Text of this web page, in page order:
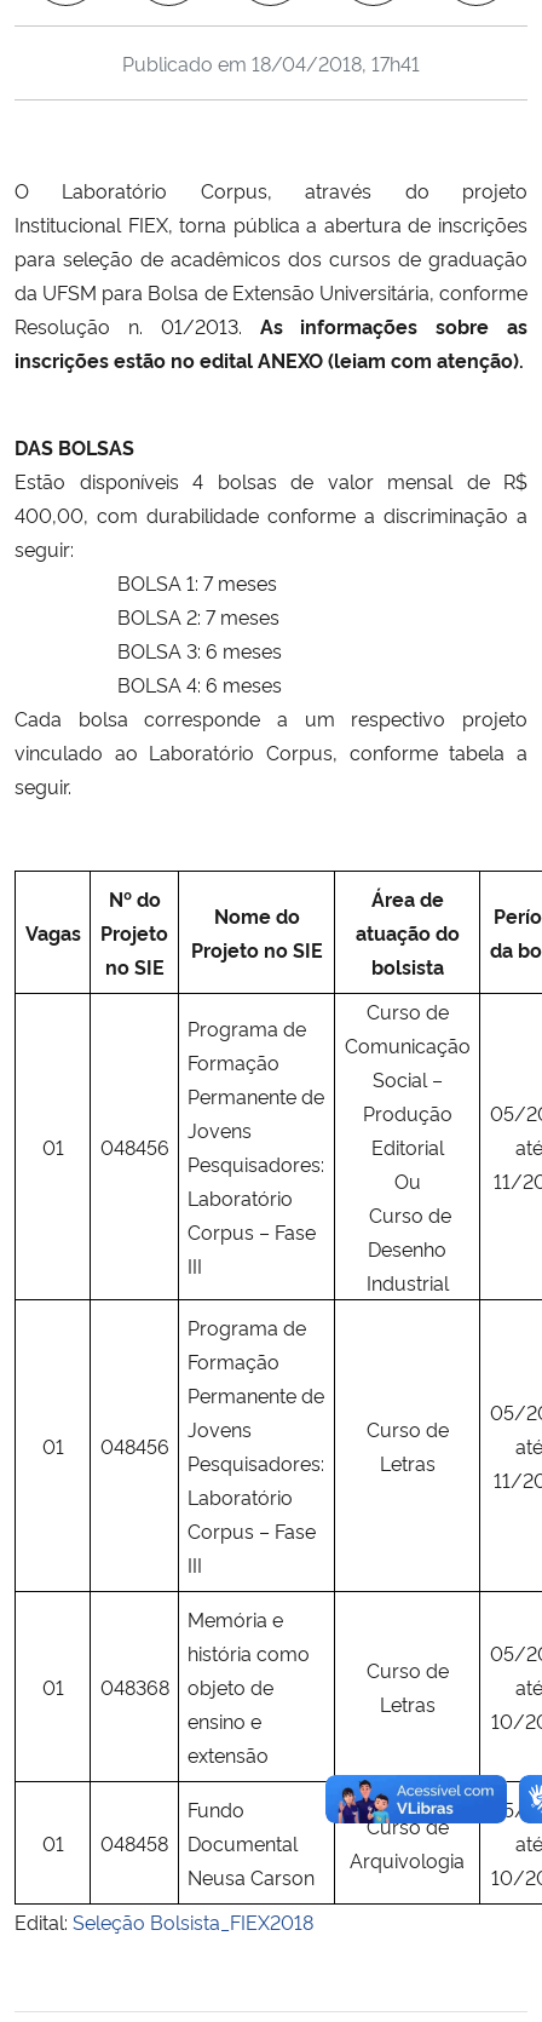
Ministério do Meio Ambiente
Ministério do Turismo
Secretaria de Governo
Gabinete de Segurança Institucional
Advocacia-Geral da União
Publicado em 18/04/2018, 17h41
O Laboratório Corpus, através do projeto
Institucional FIEX, torna pública a abertura de inscrições
para seleção de acadêmicos dos cursos de graduação
da UFSM para Bolsa de Extensão Universitária, conforme
Resolução n. 01/2013. As informações sobre as
inscrições estão no edital ANEXO (leiam com atenção).
DAS BOLSAS
Estão disponíveis 4 bolsas de valor mensal de R$
400,00, com durabilidade conforme a discriminação a
seguir:
BOLSA 1: 7 meses
BOLSA 2: 7 meses
BOLSA 3: 6 meses
BOLSA 4: 6 meses
Cada bolsa corresponde a um respectivo projeto
vinculado ao Laboratório Corpus, conforme tabela a
seguir.
Vagas
Nº do
Projeto
no SIE
Nome do
Projeto no SIE
Área de
atuação do
bolsista
da
01 048456
Programa de
Formação
Permanente de
Jovens
Pesquisadores:
Laboratório
Corpus – Fase
III
Curso de
Comunicação
Social –
Produção
Editorial
Ou
Curso de
Desenho
Industrial
05/
até
11/
01 048456
Programa de
Formação
Permanente de
Jovens
Pesquisadores:
Laboratório
Corpus – Fase
III
Curso de
Letras
05/
até
11/
01 048368
Memória e
história como
objeto de
ensino e
extensão
Curso de
Letras
05/
até
10/
01 048458
Fundo
Documental
Neusa Carson
Curso de
Arquivologia
05/
até
10/
Edital: Seleção Bolsista_FIEX2018